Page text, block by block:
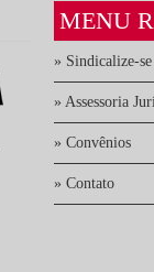
MENU
» Sindicalize-se
» Assessoria
» Convênios
» Contato